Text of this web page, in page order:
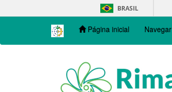
navigation
BRASIL
Página inicial Navegar